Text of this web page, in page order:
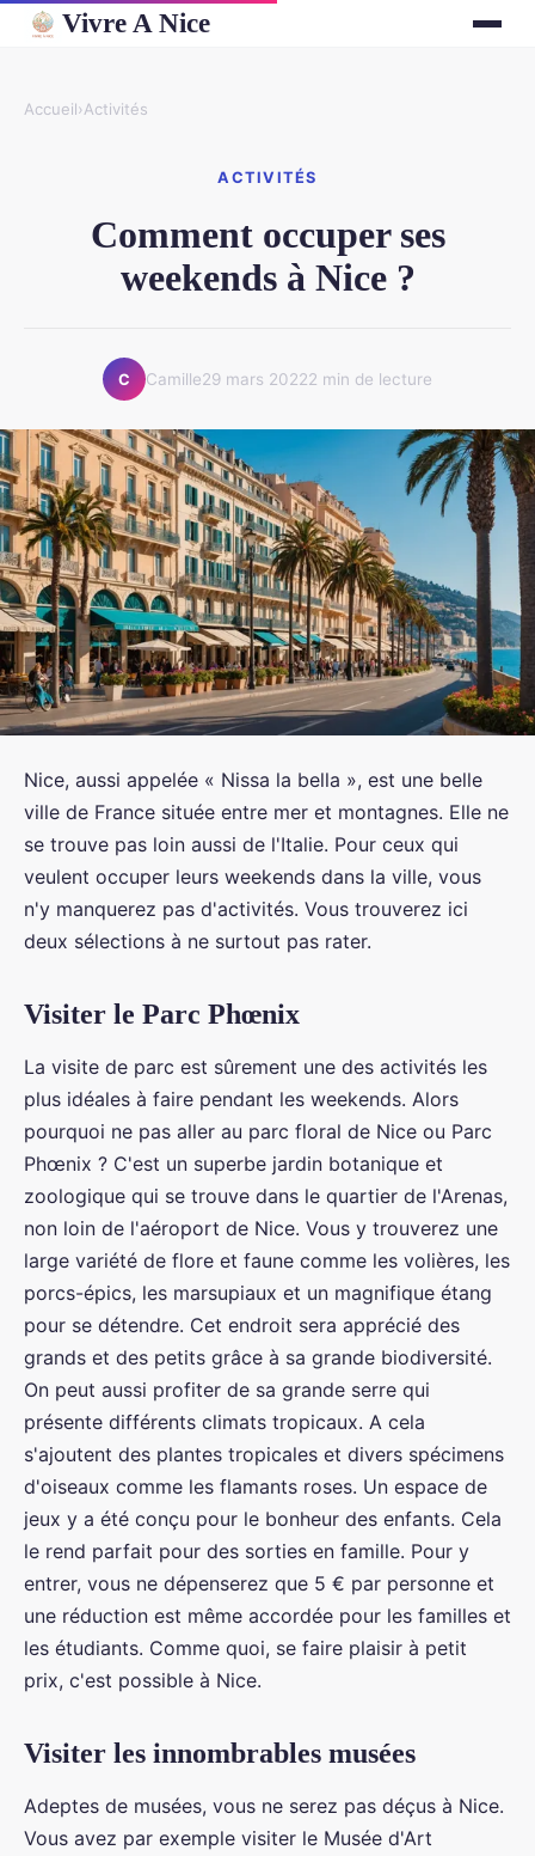
Vivre A Nice
Accueil›Activités
ACTIVITÉS
Comment occuper ses
weekends à Nice ?
C Camille29 mars 20222 min de lecture
Nice, aussi appelée « Nissa la bella », est une belle
ville de France située entre mer et montagnes. Elle ne
se trouve pas loin aussi de l'Italie. Pour ceux qui
veulent occuper leurs weekends dans la ville, vous
n'y manquerez pas d'activités. Vous trouverez ici
deux sélections à ne surtout pas rater.
Visiter le Parc Phœnix
La visite de parc est sûrement une des activités les
plus idéales à faire pendant les weekends. Alors
pourquoi ne pas aller au parc floral de Nice ou Parc
Phœnix ? C'est un superbe jardin botanique et
zoologique qui se trouve dans le quartier de l'Arenas,
non loin de l'aéroport de Nice. Vous y trouverez une
large variété de flore et faune comme les volières, les
porcs-épics, les marsupiaux et un magnifique étang
pour se détendre. Cet endroit sera apprécié des
grands et des petits grâce à sa grande biodiversité.
On peut aussi profiter de sa grande serre qui
présente différents climats tropicaux. A cela
s'ajoutent des plantes tropicales et divers spécimens
d'oiseaux comme les flamants roses. Un espace de
jeux y a été conçu pour le bonheur des enfants. Cela
le rend parfait pour des sorties en famille. Pour y
entrer, vous ne dépenserez que 5 € par personne et
une réduction est même accordée pour les familles et
les étudiants. Comme quoi, se faire plaisir à petit
prix, c'est possible à Nice.
Visiter les innombrables musées
Adeptes de musées, vous ne serez pas déçus à Nice.
Vous avez par exemple visiter le Musée d'Art